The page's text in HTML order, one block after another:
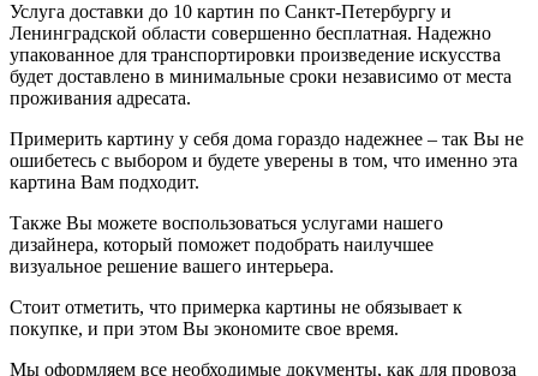
Услуга доставки до 10 картин по Санкт-Петербургу и
Ленинградской области совершенно бесплатная. Надежно
упакованное для транспортировки произведение искусства
будет доставлено в минимальные сроки независимо от места
проживания адресата.
Примерить картину у себя дома гораздо надежнее – так Вы не
ошибетесь с выбором и будете уверены в том, что именно эта
картина Вам подходит.
Также Вы можете воспользоваться услугами нашего
дизайнера, который поможет подобрать наилучшее
визуальное решение вашего интерьера.
Стоит отметить, что примерка картины не обязывает к
покупке, и при этом Вы экономите свое время.
Мы оформляем все необходимые документы, как для провоза